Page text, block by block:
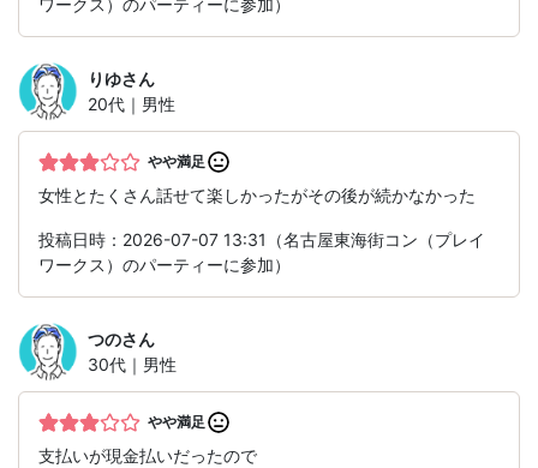
ワークス）のパーティーに参加）
りゆさん
20代｜男性
やや満足
女性とたくさん話せて楽しかったがその後が続かなかった
投稿日時：2026-07-07 13:31（名古屋東海街コン（プレイ
ワークス）のパーティーに参加）
つのさん
30代｜男性
やや満足
支払いが現金払いだったので